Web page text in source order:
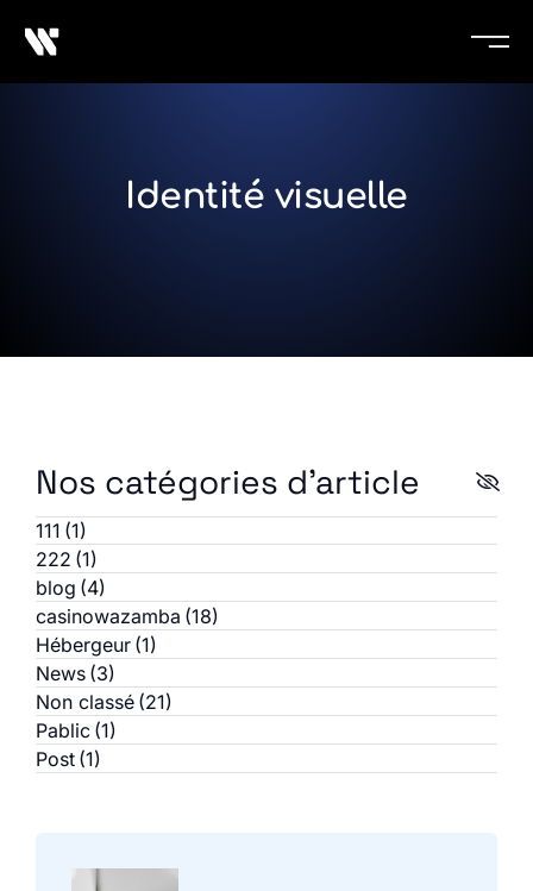
Identité visuelle
Nos catégories d'article
111 (1)
222 (1)
blog (4)
casinowazamba (18)
Hébergeur (1)
News (3)
Non classé (21)
Pablic (1)
Post (1)